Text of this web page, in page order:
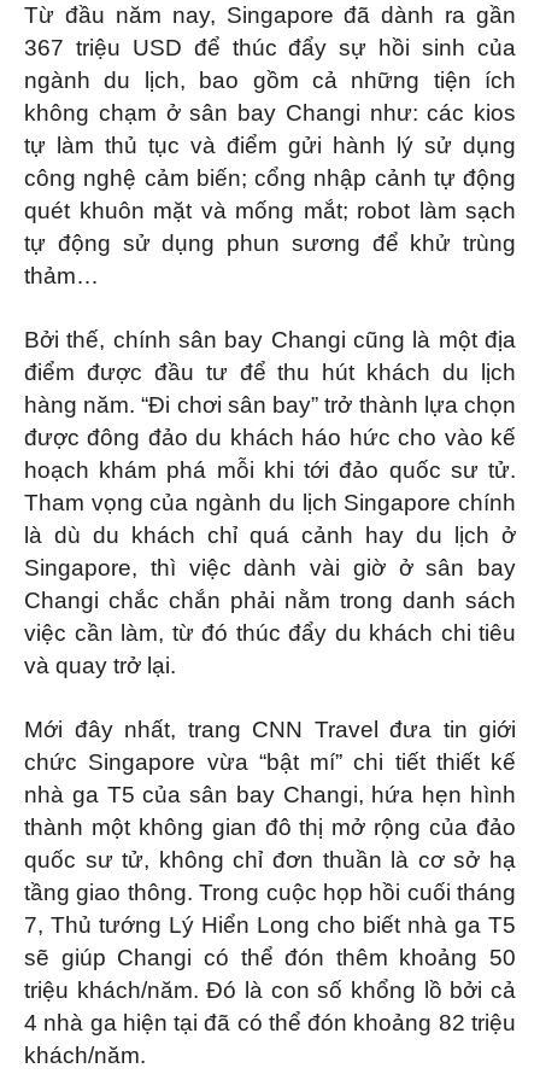
Từ đầu năm nay, Singapore đã dành ra gần
367 triệu USD để thúc đẩy sự hồi sinh của
ngành du lịch, bao gồm cả những tiện ích
không chạm ở sân bay Changi như: các kios
tự làm thủ tục và điểm gửi hành lý sử dụng
công nghệ cảm biến; cổng nhập cảnh tự động
quét khuôn mặt và mống mắt; robot làm sạch
tự động sử dụng phun sương để khử trùng
thảm…
Bởi thế, chính sân bay Changi cũng là một địa
điểm được đầu tư để thu hút khách du lịch
hàng năm. “Đi chơi sân bay” trở thành lựa chọn
được đông đảo du khách háo hức cho vào kế
hoạch khám phá mỗi khi tới đảo quốc sư tử.
Tham vọng của ngành du lịch Singapore chính
là dù du khách chỉ quá cảnh hay du lịch ở
Singapore, thì việc dành vài giờ ở sân bay
Changi chắc chắn phải nằm trong danh sách
việc cần làm, từ đó thúc đẩy du khách chi tiêu
và quay trở lại.
Mới đây nhất, trang CNN Travel đưa tin giới
chức Singapore vừa “bật mí” chi tiết thiết kế
nhà ga T5 của sân bay Changi, hứa hẹn hình
thành một không gian đô thị mở rộng của đảo
quốc sư tử, không chỉ đơn thuần là cơ sở hạ
tầng giao thông. Trong cuộc họp hồi cuối tháng
7, Thủ tướng Lý Hiển Long cho biết nhà ga T5
sẽ giúp Changi có thể đón thêm khoảng 50
triệu khách/năm. Đó là con số khổng lồ bởi cả
4 nhà ga hiện tại đã có thể đón khoảng 82 triệu
khách/năm.